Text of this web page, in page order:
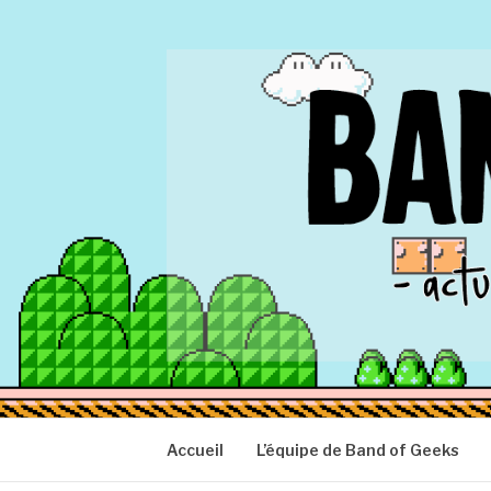
BAND OF
Actu Geek d'hier et d'aujourd'hui
Accueil L’équipe de Band of Geeks